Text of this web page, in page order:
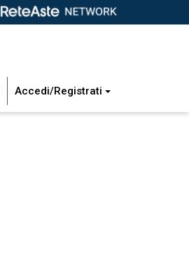
Accedi/Registrati